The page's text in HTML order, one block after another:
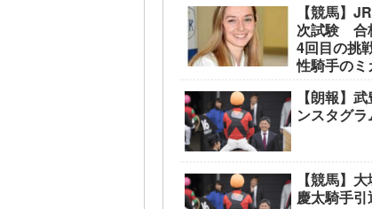
【競馬】
次試験 合
4回目の挑
性騎手の
【朗報】
ンスタグ
【競馬】
慶太騎手引